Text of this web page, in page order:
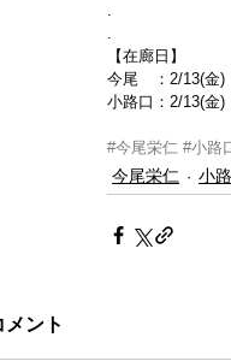
.
.
【在廊日】
今尾　：2/13(金)
小路口：2/13(金)
#今尾栄仁 #小路
今尾栄仁 小
メント